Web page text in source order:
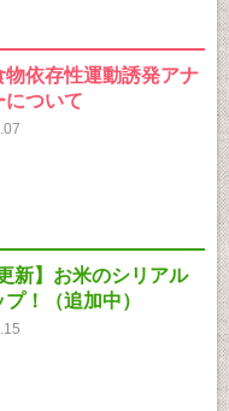
依存性運動誘発アナ
について
新】お米のシリアル
！（追加中）